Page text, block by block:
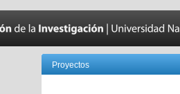
Proyectos